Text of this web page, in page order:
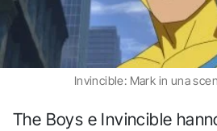
Invincible: Mark in una
The Boys e Invincible